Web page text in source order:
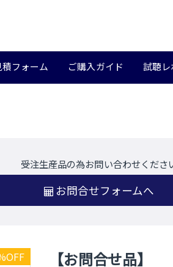
積フォーム ご購入ガイド 試聴レ
受注生産品の為お問い合わせくださ
お問合せフォームへ
【お問合せ品】